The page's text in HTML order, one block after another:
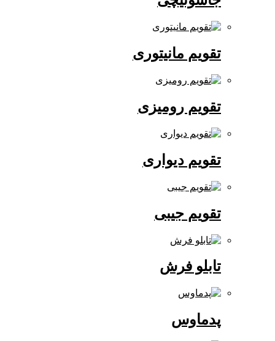
تقویم مانیتوری
تقویم رومیزی
تقویم دیواری
تقویم جیبی
تابلو فرش